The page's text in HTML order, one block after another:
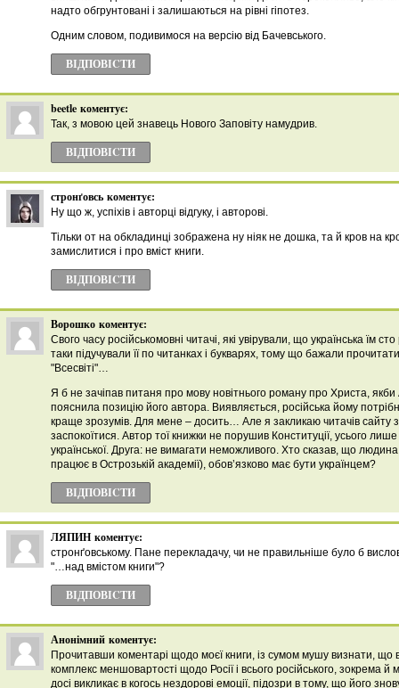
надто обгрунтовані і залишаються на рівні гіпотез.
Одним словом, подивимося на версію від Бачевського.
ВІДПОВІCТИ
beetle коментує:
Так, з мовою цей знавець Нового Заповіту намудрив.
ВІДПОВІCТИ
стронґовсь коментує:
Ну що ж, успіхів і авторці відгуку, і авторові.
Тільки от на обкладинці зображена ну ніяк не дошка, та й кров на
замислитися і про вміст книги.
ВІДПОВІCТИ
Ворошко коментує:
Свого часу російськомовні читачі, які увірували, що українська їм
таки підучували її по читанках і букварях, тому що бажали
"Всесвіті"…
Я б не зачіпав питаня про мову новітнього роману про Христа,
пояснила позицію його автора. Виявляється, російська йому
краще зрозумів. Для мене – досить… Але я закликаю читачів сайту
заспокоїтися. Автор тої книжки не порушив Конституції, усього
української. Друга: не вимагати неможливого. Хто сказав, що
працює в Острозькій академії), обов’язково має бути українцем?
ВІДПОВІCТИ
ЛЯПИН коментує:
стронґовському. Пане перекладачу, чи не правильніше було б
"…над вмістом книги"?
ВІДПОВІCТИ
Анонімний коментує:
Прочитавши коментарі щодо моєї книги, із сумом мушу визнати, що
комплекс меншовартості щодо Росії і всього російського, зокрема й
досі викликає в когось нездорові емоції, підозри в тому, що його